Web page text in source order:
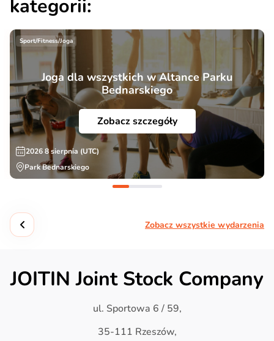
kategorii:
Sport/Fitness/Joga
Joga dla wszystkich w Altance Parku
Bednarskiego
Zobacz szczegóły
2026 8 sierpnia (UTC)
Park Bednarskiego
Zobacz wszystkie wydarzenia
JOITIN Joint Stock Company
ul. Sportowa 6 / 59,
35-111 Rzeszów,